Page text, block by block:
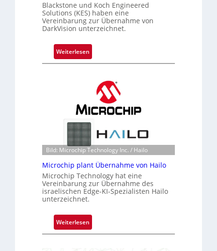
Blackstone und Koch Engineered
Solutions (KES) haben eine
Vereinbarung zur Übernahme von
DarkVision unterzeichnet.
Weiterlesen:
B
s
t
o
n
e
ü
b
e
r
n
i
m
m
Bild: Microchip Technology Inc. / Hailo
Microchip plant Übernahme von Hailo
Microchip Technology hat eine
Vereinbarung zur Übernahme des
israelischen Edge-KI-Spezialisten Hailo
unterzeichnet.
Weiterlesen:
M